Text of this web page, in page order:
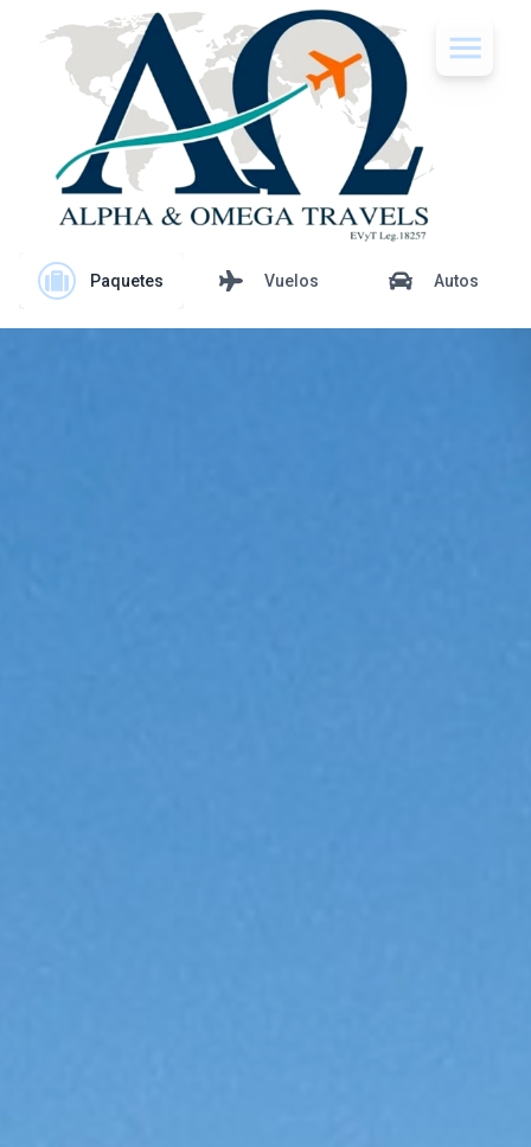
Paquetes Vuelos Autos